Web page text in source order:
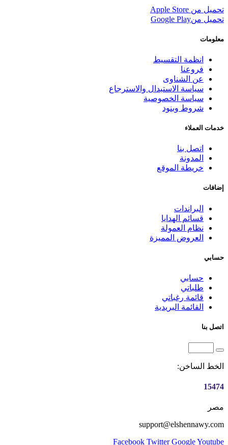
تحميل من Apple Store
تحميل منGoogle Play
معلومات
انظمة التقسيط
فروعنا
عن الشناوى
سياسة الاستبدال والاسترجاع
سياسة الخصوصية
شروط وبنود
خدمات العملاء
اتصل بنا
المدونة
خريطة الموقع
إضافات
البراندات
قسائم الهدايا
نظام العمولة
العروض المميزة
حسابي
حسابي
طلباتي
قائمة رغباتي
القائمة البريدية
اتصل بنا
الخط الساخن:
15474
مصر
support@elshennawy.com
Facebook Twitter GoogleYoutube